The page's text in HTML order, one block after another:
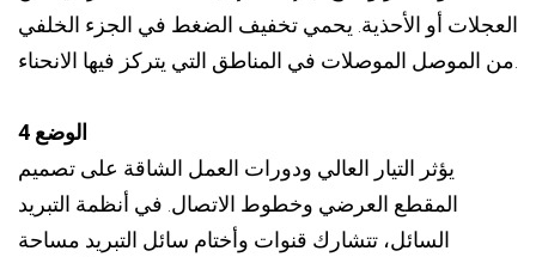
العجلات أو الأحذية. يحمي تخفيف الضغط في الجزء الخلفي
الوضع 4
يؤثر التيار العالي ودورات العمل الشاقة على تصميم
المقطع العرضي وخطوط الاتصال. في أنظمة التبريد
السائل، تتشارك قنوات وأختام سائل التبريد مساحة